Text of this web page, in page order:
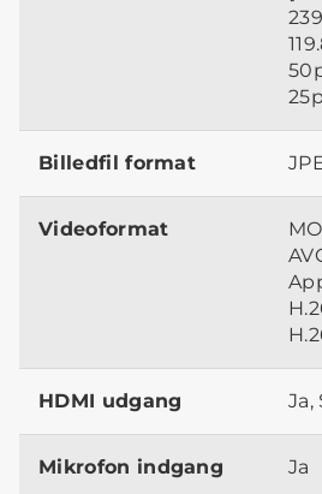
Billedfil format
Videoformat
HDMI udgang Ja,
Mikrofon indgang Ja